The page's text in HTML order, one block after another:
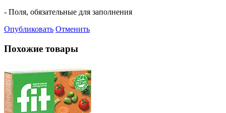
- Поля, обязательные для заполнения
Опубликовать Отменить
Похожие товары